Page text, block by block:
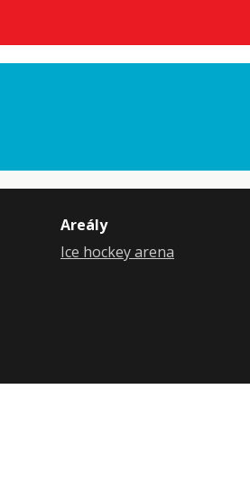
Areály
Ice hockey arena